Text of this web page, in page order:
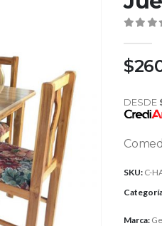
$
DESDE
SKU: C-
Marca: